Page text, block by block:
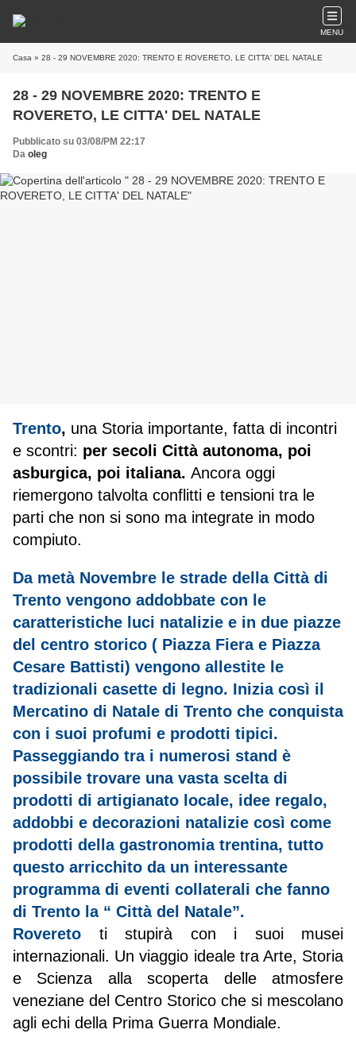
MENU
Casa » 28 - 29 NOVEMBRE 2020: TRENTO E ROVERETO, LE CITTA' DEL NATALE
28 - 29 NOVEMBRE 2020: TRENTO E
ROVERETO, LE CITTA' DEL NATALE
Pubblicato su 03/08/PM 22:17
Da oleg
Trento, una Storia importante, fatta di incontri
e scontri: per secoli Città autonoma, poi
asburgica, poi italiana. Ancora oggi
riemergono talvolta conflitti e tensioni tra le
parti che non si sono ma integrate in modo
compiuto.
Da metà Novembre le strade della Città di
Trento vengono addobbate con le
caratteristiche luci natalizie e in due piazze
del centro storico ( Piazza Fiera e Piazza
Cesare Battisti) vengono allestite le
tradizionali casette di legno. Inizia così il
Mercatino di Natale di Trento che conquista
con i suoi profumi e prodotti tipici.
Passeggiando tra i numerosi stand è
possibile trovare una vasta scelta di
prodotti di artigianato locale, idee regalo,
addobbi e decorazioni natalizie così come
prodotti della gastronomia trentina, tutto
questo arricchito da un interessante
programma di eventi collaterali che fanno
di Trento la “ Città del Natale”.
Rovereto
ti stupirà con i suoi musei
internazionali. Un viaggio ideale tra Arte, Storia
e Scienza alla scoperta delle atmosfere
veneziane del Centro Storico che si mescolano
agli echi della Prima Guerra Mondiale.